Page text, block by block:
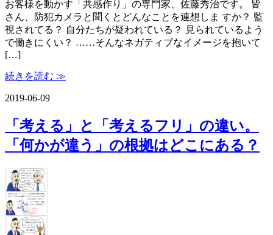
お客様を動かす「共感作り」の専門家、佐藤秀治です。 皆
さん、防犯カメラと聞くとどんなことを連想しま すか？ 監
視されてる？ 自分たちが疑われている？ 見られているよう
で働きにくい？ ……そんなネガティブなイメージを抱いて
[…]
続きを読む ≫
2019-06-09
「考える」と「考えるフリ」の違い。
「何かが違う」の根拠はどこにある？